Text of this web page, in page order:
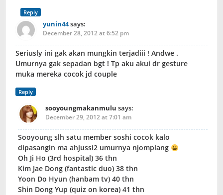
Reply
yunin44says:
December 28, 2012 at 6:52 pm
Seriusly ini gak akan mungkin terjadiii ! Andwe .
Umurnya gak sepadan bgt ! Tp aku akui dr gesture
muka mereka cocok jd couple
Reply
sooyoungmakanmulu says:
December 29, 2012 at 7:01 am
Sooyoung slh satu member soshi cocok kalo
dipasangin ma ahjussi2 umurnya njomplang
Oh Ji Ho (3rd hospital) 36 thn
Kim Jae Dong (fantastic duo) 38 thn
Yoon Do Hyun (hanbam tv) 40 thn
Shin Dong Yup (quiz on korea) 41 thn